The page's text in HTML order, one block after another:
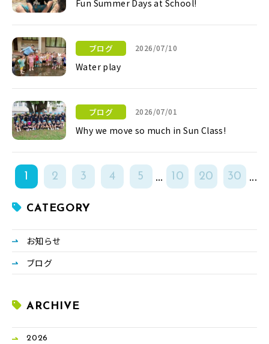
Fun Summer Days at School!
ブログ 2026/07/10
Water play
ブログ 2026/07/01
Why we move so much in Sun Class!
1 2 3 4 5 ... 10 20 30 ...
CATEGORY
お知らせ
ブログ
ARCHIVE
2026